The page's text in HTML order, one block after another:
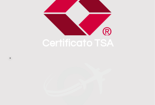
Certificato TSA